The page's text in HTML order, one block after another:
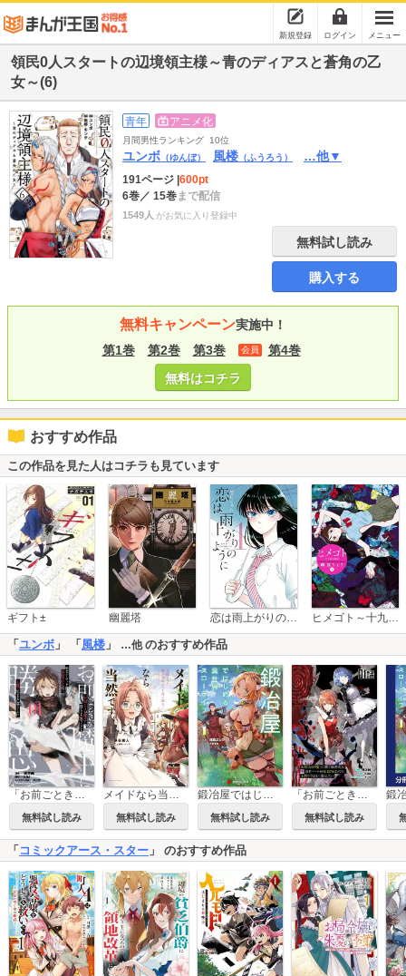
新規登録 ログイン メニュー
領民0人スタートの辺境領主様～青のディアスと蒼角の乙
女～(6)
青年 アニメ化
月間男性ランキング 10位
ユンボ （ゆんぼ） 風楼 （ふうろう） …他▼
191ページ 600pt
6巻／ 15巻まで配信
1549人 がお気に入り登録中
無料試し読み
購入する
無料キャンペーン実施中！
第1巻
第2巻 第3巻 会員
第4巻
無料はコチラ
おすすめ作品
この作品を見た人はコチラも見ています
ギフト± 幽麗塔 恋は雨上がりのように ヒメゴト～十九歳の制服～
「 ユンボ 」 「 風楼 」 …他のおすすめ作品
「お前ごときが魔王に勝てると思うな」と勇者パーティを追放されたので、王都で気ままに暮らしたい THE COMIC
無料試し読み
メイドなら当然です。 ～万能メイド、濡れ衣かぶって旅に出る。～
無料試し読み
鍛冶屋ではじめる異世界スローライフ
無料試し読み
「お前ごときが魔王に勝てると思うな」と勇者パーティを追放されたので、王都で気ままに暮らしたい【単話版】
無料試し読み
「 コミックアース・スター 」 のおすすめ作品